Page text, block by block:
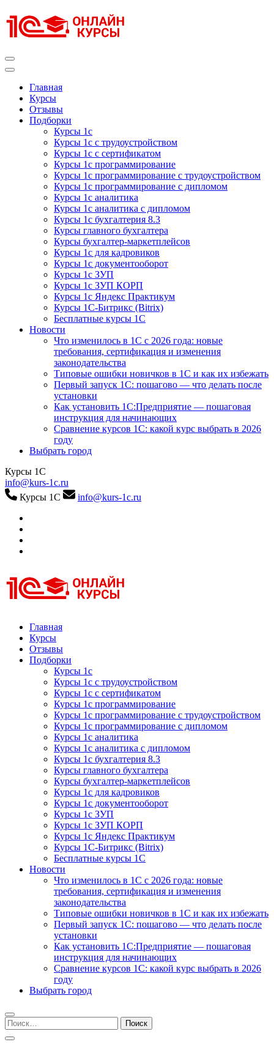
к
содержимому
Главная
Курсы
Отзывы
Подборки
Курсы 1с
Курсы 1с с трудоустройством
Курсы 1с с сертификатом
Курсы 1с программирование
Курсы 1с программирование с трудоустройством
Курсы 1с программирование с дипломом
Курсы 1с аналитика
Курсы 1с аналитика с дипломом
Курсы 1с бухгалтерия 8.3
Курсы главного бухгалтера
Курсы бухгалтер-маркетплейсов
Курсы 1с для кадровиков
Курсы 1с документооборот
Курсы 1с ЗУП
Курсы 1с ЗУП КОРП
Курсы 1с Яндекс Практикум
Курсы 1С-Битрикс (Bitrix)
Бесплатные курсы 1С
Новости
Что изменилось в 1С с 2026 года: новые
требования, сертификация и изменения
законодательства
Типовые ошибки новичков в 1С и как их избежать
Первый запуск 1С: пошагово — что делать после
установки
Как установить 1С:Предприятие — пошаговая
инструкция для начинающих
Сравнение курсов 1С: какой курс выбрать в 2026
году
Выбрать город
Курсы 1С
info@kurs-1c.ru
Курсы 1С
info@kurs-1c.ru
Курсы 1С
Курсы 1С официальная сертификация
Главная
Курсы
Отзывы
Подборки
Курсы 1с
Курсы 1с с трудоустройством
Курсы 1с с сертификатом
Курсы 1с программирование
Курсы 1с программирование с трудоустройством
Курсы 1с программирование с дипломом
Курсы 1с аналитика
Курсы 1с аналитика с дипломом
Курсы 1с бухгалтерия 8.3
Курсы главного бухгалтера
Курсы бухгалтер-маркетплейсов
Курсы 1с для кадровиков
Курсы 1с документооборот
Курсы 1с ЗУП
Курсы 1с ЗУП КОРП
Курсы 1с Яндекс Практикум
Курсы 1С-Битрикс (Bitrix)
Бесплатные курсы 1С
Новости
Что изменилось в 1С с 2026 года: новые
требования, сертификация и изменения
законодательства
Типовые ошибки новичков в 1С и как их избежать
Первый запуск 1С: пошагово — что делать после
установки
Как установить 1С:Предприятие — пошаговая
инструкция для начинающих
Сравнение курсов 1С: какой курс выбрать в 2026
году
Выбрать город
Найти: